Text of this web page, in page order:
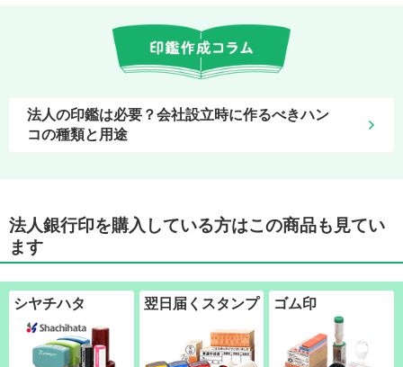
法人の印鑑は必要？会社設立時に作るべきハン
コの種類と用途
法人銀行印を購入している方はこの商品も見てい
ます
シヤチハタ 翌日届くスタンプ ゴム印